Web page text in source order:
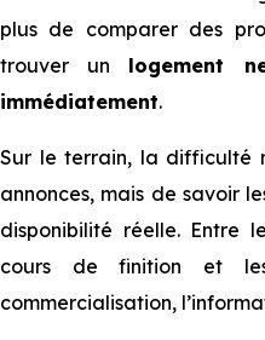
plus de comparer des
trouver un logement
immédiatement.
Sur le terrain, la difficulté
annonces, mais de savoir
disponibilité réelle. Entre
cours de finition et
commercialisation,